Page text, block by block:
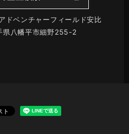
ドベンチャーフィールド安比
八幡平市細野255-2